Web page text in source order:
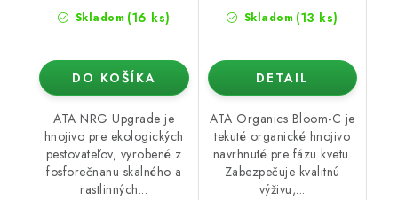
Skladom (16 ks)
DO KOŠÍKA
ATA NRG Upgrade je
hnojivo pre ekologických
pestovateľov, vyrobené z
fosforečnanu skalného a
rastlinných...
Skladom (13 ks)
DETAIL
ATA Organics Bloom-C je
tekuté organické hnojivo
navrhnuté pre fázu kvetu.
Zabezpečuje kvalitnú
výživu,...